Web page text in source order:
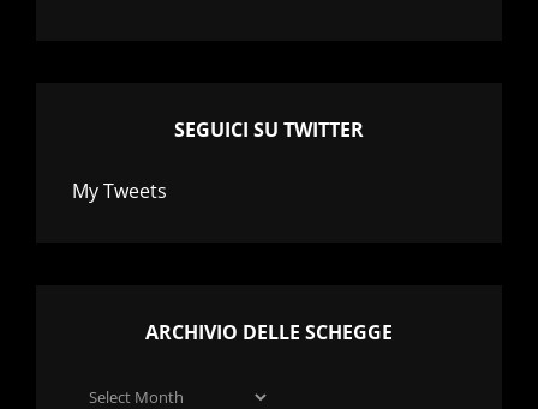
SEGUICI SU TWITTER
My Tweets
ARCHIVIO DELLE SCHEGGE
Archivio